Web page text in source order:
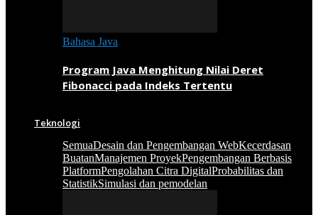
Bahasa Java
Program Java Menghitung Nilai Deret
Fibonacci pada Indeks Tertentu
Teknologi
SemuaDesain dan Pengembangan WebKecerdasan
BuatanManajemen ProyekPengembangan Berbasis
PlatformPengolahan Citra DigitalProbabilitas dan
StatistikSimulasi dan pemodelan